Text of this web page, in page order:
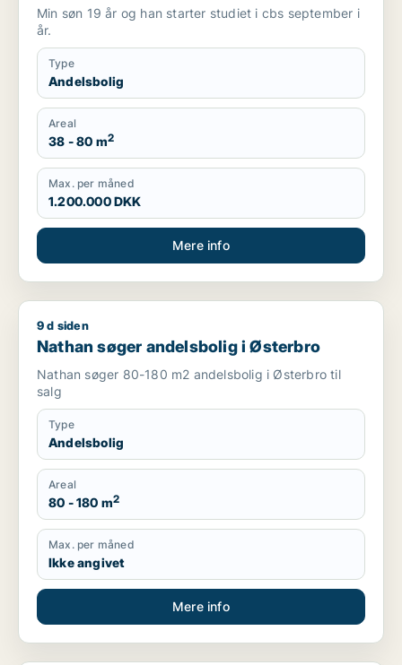
Min søn 19 år og han starter studiet i cbs september i
år.
Type
Andelsbolig
Areal
38 - 80 m2
Max. per måned
1.200.000 DKK
Mere info
Nathan søger andelsbolig i Østerbro
9 d siden
Nathan søger andelsbolig i Østerbro
Nathan søger 80-180 m2 andelsbolig i Østerbro til
salg
Type
Andelsbolig
Areal
80 - 180 m2
Max. per måned
Ikke angivet
Mere info